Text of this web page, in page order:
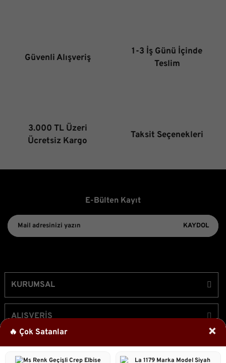
🔥 Çok Satanlar ×
Güvenli Alışveriş
1-3 İş Günü İçinde
Teslim
3.000 TL Üzeri
Ücretsiz Kargo
Taksit Seçenekleri
E-Bülten Kayıt
KAYDOL
KURUMSAL
ALIŞVERİŞ
ÜYELİK